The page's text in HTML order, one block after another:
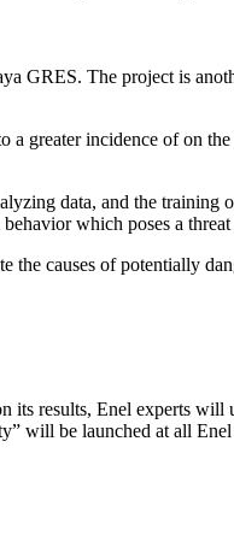
GRES. The project is
greater incidence of on
data, and the training
which poses a
causes of potentially
results, Enel experts will
will be launched at all